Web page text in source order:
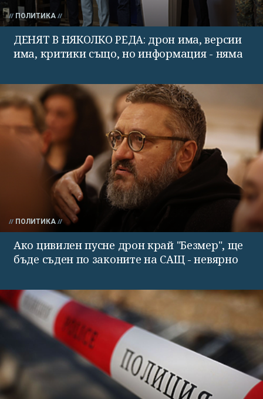
ПОЛИТИКА
ДЕНЯТ В НЯКОЛКО РЕДА: дрон има, версии
има, критики също, но информация - няма
ПОЛИТИКА
Ако цивилен пусне дрон край "Безмер", ще
бъде съден по законите на САЩ - невярно